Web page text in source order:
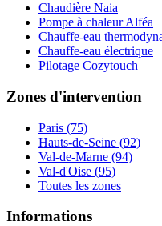
Chaudière Naia
Pompe à chaleur Alféa
Chauffe-eau
Chauffe-eau électrique
Pilotage Cozytouch
Zones d'intervention
Paris (75)
Hauts-de-Seine (92)
Val-de-Marne (94)
Val-d'Oise (95)
Toutes les zones
Informations